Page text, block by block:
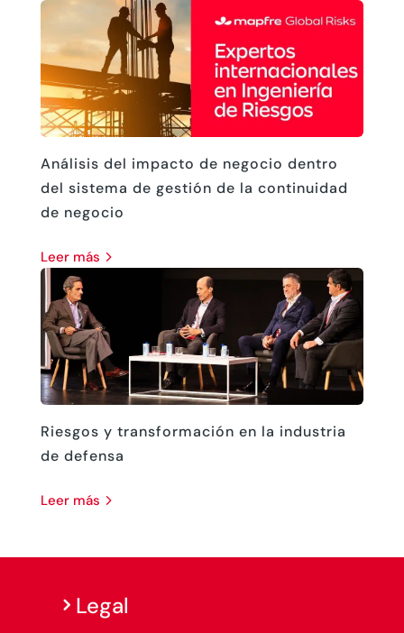
Análisis del impacto de negocio dentro
del sistema de gestión de la continuidad
de negocio
leer más
Riesgos y transformación en la industria
de defensa
leer más
Legal